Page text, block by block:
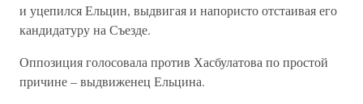
и уцепился Ельцин, выдвигая и напористо отстаивая его
кандидатуру на Съезде.
Оппозиция голосовала против Хасбулатова по простой
причине – выдвиженец Ельцина.